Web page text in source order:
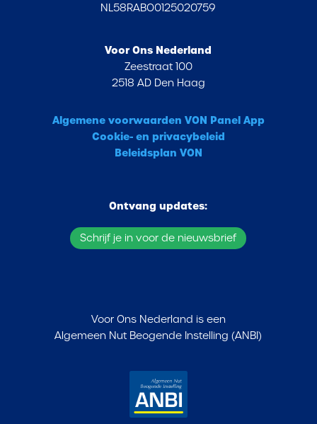
NL58RABO0125020759
Voor Ons Nederland
Zeestraat 100
2518 AD Den Haag
Algemene voorwaarden VON Panel App
Cookie- en privacybeleid
Beleidsplan VON
Ontvang updates:
Schrijf je in voor de nieuwsbrief
Voor Ons Nederland is een
Algemeen Nut Beogende Instelling (ANBI)